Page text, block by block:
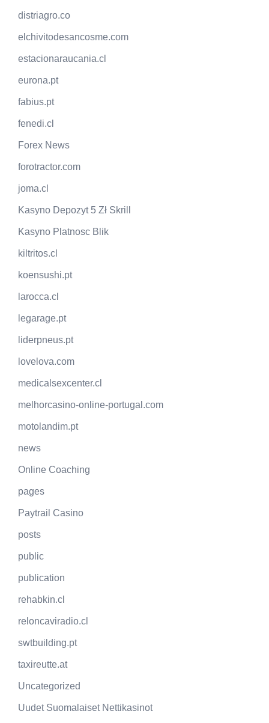
distriagro.co
elchivitodesancosme.com
estacionaraucania.cl
eurona.pt
fabius.pt
fenedi.cl
Forex News
forotractor.com
joma.cl
Kasyno Depozyt 5 Zł Skrill
Kasyno Platnosc Blik
kiltritos.cl
koensushi.pt
larocca.cl
legarage.pt
liderpneus.pt
lovelova.com
medicalsexcenter.cl
melhorcasino-online-portugal.com
motolandim.pt
news
Online Coaching
pages
Paytrail Casino
posts
public
publication
rehabkin.cl
reloncaviradio.cl
swtbuilding.pt
taxireutte.at
Uncategorized
Uudet Suomalaiset Nettikasinot